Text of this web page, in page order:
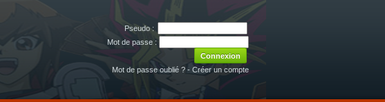
Pseudo :
Mot de passe :
Mot de passe oublié ? - Créer un compte